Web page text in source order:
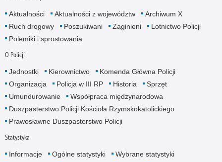
Aktualności Aktualności z województw
Archiwum X
Ruch drogowy
Poszukiwani Zaginieni
Lotnictwo Policji
Polemiki i sprostowania
O Policji
Jednostki Kierownictwo
Komenda Główna Policji
Organizacja
Policja w III RP Historia
Sprzęt
Umundurowanie
Współpraca międzynarodowa
Duszpasterstwo Policji Kościoła Rzymskokatolickiego
Prawosławne Duszpasterstwo Policji
Statystyka
Informacje Ogólne statystyki
Wybrane statystyki